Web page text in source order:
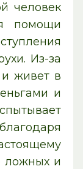
человек
помощи
Из-за
и живет в
и
ложных и